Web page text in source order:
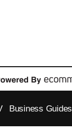
Business Guides